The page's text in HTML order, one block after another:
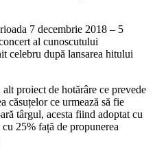
7 decembrie 2018 – 5
al cunoscutului
celebru după lansarea hitului
proiect de hotărâre ce prevede
căsuțelor ce urmează să fie
târgul, acesta fiind adoptat cu
25% față de propunerea